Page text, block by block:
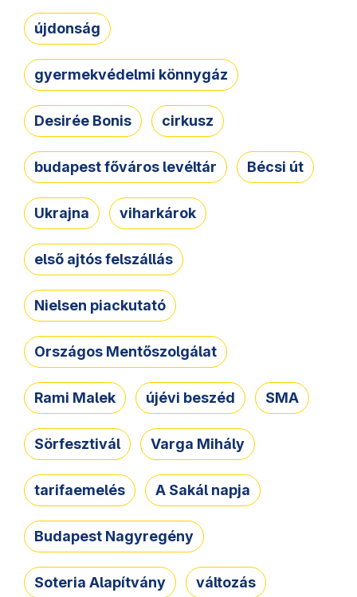
újdonság
gyermekvédelmi könnygáz
Desirée Bonis cirkusz
budapest főváros levéltár Bécsi út
Ukrajna viharkárok
első ajtós felszállás
Nielsen piackutató
Országos Mentőszolgálat
Rami Malek újévi beszéd SMA
Sörfesztivál Varga Mihály
tarifaemelés A Sakál napja
Budapest Nagyregény
Soteria Alapítvány változás